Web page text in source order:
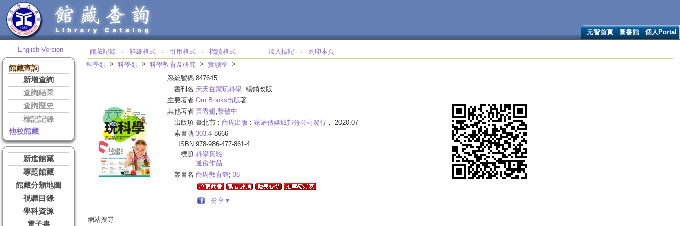
元智首頁 圖書館 個人Portal
English Version
館藏查詢
新增查詢
查詢結果
查詢歷史
標記記錄
他校館藏
新進館藏
專題館藏
館藏分類地圖
視聽目錄
學科資源
館藏記錄 ‧ 詳細格式 ‧ 引用格式 ‧ 機讀格式 加入標記 ‧
列印本頁
科學類 > 科學類 > 科學教育及研究 > 實驗室 >
系統號碼 847645
書刊名 天天在家玩科學. 暢銷改版
主要著者 Om Books出版著
其他著者 蕭秀姍;黎敏中
出版項 臺北市 : 商周出版 : 家庭傳媒城邦分公司發行 ， 2020.07
索書號 303.4 8666
ISBN 978-986-477-861-4
標題 科學實驗
通俗作品
叢書名 商周教育館; 38
分享▼
網站搜尋